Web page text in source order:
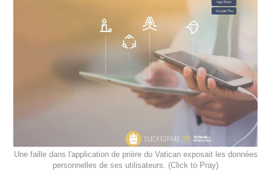
Une faille dans l'application de prière du Vatican exposait les données
personnelles de ses utilisateurs. (Click to Pray)